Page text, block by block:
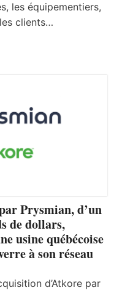
les équipementiers,
clients…
Prysmian, d’un
de dollars,
usine québécoise
à son réseau
d’Atkore par